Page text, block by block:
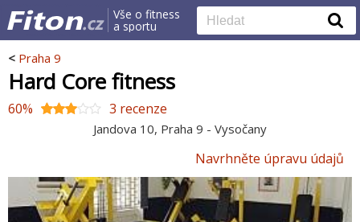
Vše o fitness
a sportu
< Praha 9
Hard Core fitness
60% 3 recenze
Jandova 10, Praha 9 - Vysočany
Navrhněte úpravu údajů